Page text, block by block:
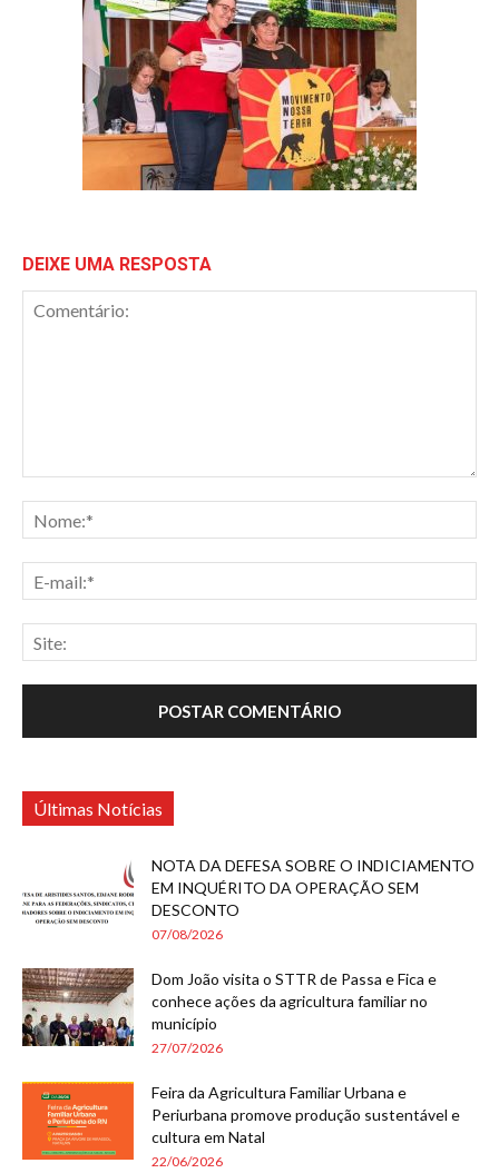
DEIXE UMA RESPOSTA
Últimas Notícias
NOTA DA DEFESA SOBRE O INDICIAMENTO
EM INQUÉRITO DA OPERAÇÃO SEM
DESCONTO
07/08/2026
Dom João visita o STTR de Passa e Fica e
conhece ações da agricultura familiar no
município
27/07/2026
Feira da Agricultura Familiar Urbana e
Periurbana promove produção sustentável e
cultura em Natal
22/06/2026